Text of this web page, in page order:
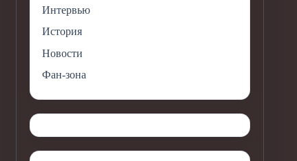
Интервью
История
Новости
Фан-зона